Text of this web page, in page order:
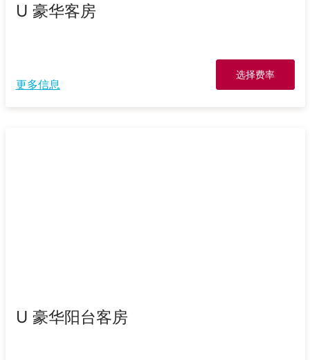
U 豪华客房
更多信息
选择费率
U 豪华阳台客房